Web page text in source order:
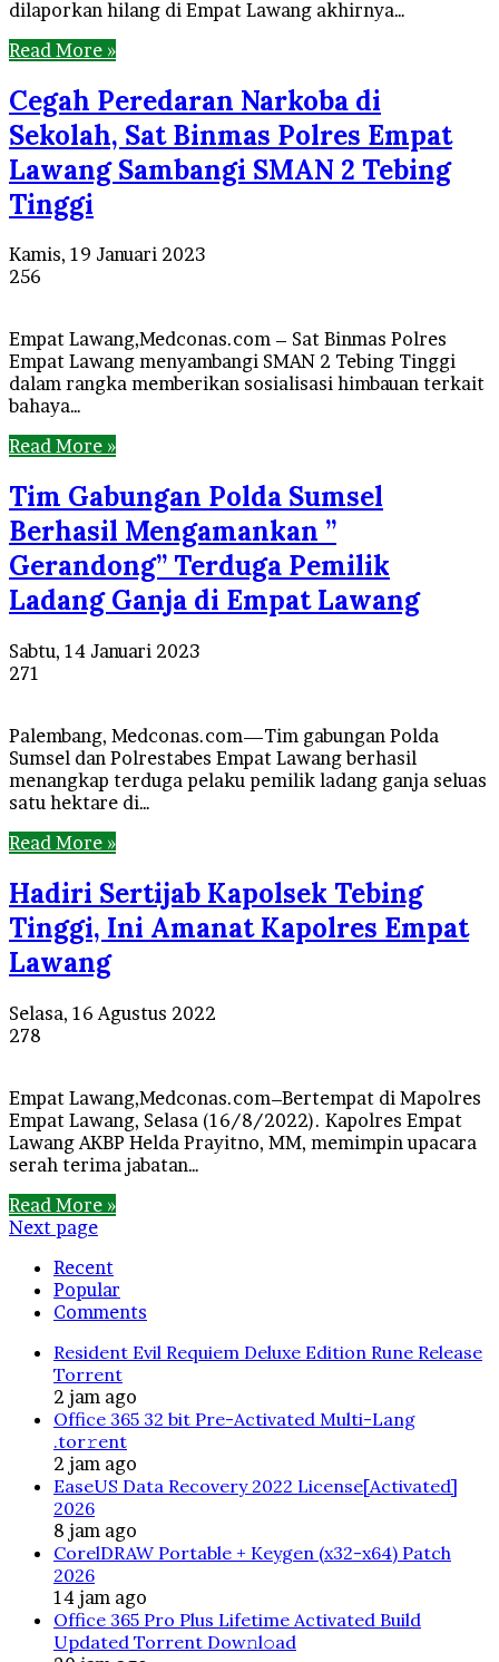
dilaporkan hilang di Empat Lawang akhirnya…
Read More »
Cegah Peredaran Narkoba di
Sekolah, Sat Binmas Polres Empat
Lawang Sambangi SMAN 2 Tebing
Tinggi
Kamis, 19 Januari 2023
256
Empat Lawang,Medconas.com – Sat Binmas Polres
Empat Lawang menyambangi SMAN 2 Tebing Tinggi
dalam rangka memberikan sosialisasi himbauan terkait
bahaya…
Read More »
Tim Gabungan Polda Sumsel
Berhasil Mengamankan ”
Gerandong” Terduga Pemilik
Ladang Ganja di Empat Lawang
Sabtu, 14 Januari 2023
271
Palembang, Medconas.com—Tim gabungan Polda
Sumsel dan Polrestabes Empat Lawang berhasil
menangkap terduga pelaku pemilik ladang ganja seluas
satu hektare di…
Read More »
Hadiri Sertijab Kapolsek Tebing
Tinggi, Ini Amanat Kapolres Empat
Lawang
Selasa, 16 Agustus 2022
278
Empat Lawang,Medconas.com–Bertempat di Mapolres
Empat Lawang, Selasa (16/8/2022). Kapolres Empat
Lawang AKBP Helda Prayitno, MM, memimpin upacara
serah terima jabatan…
Read More »
Next page
Recent
Popular
Comments
Resident Evil Requiem Deluxe Edition Rune Release
Torrent
2 jam ago
Office 365 32 bit Pre-Activated Multi-Lang
.tоr𝚛еnt
2 jam ago
EaseUS Data Recovery 2022 License[Activated]
2026
8 jam ago
CorelDRAW Portable + Keygen (x32-x64) Patch
2026
14 jam ago
Office 365 Pro Plus Lifetime Activated Build
Updated Torrent Dow𝚗l𝚘аd